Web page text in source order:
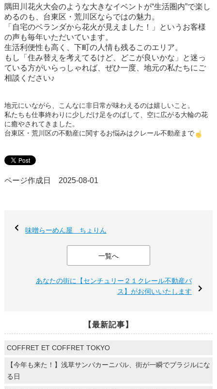
隅田川花火大会のような大きなイベントが“生活圏内”で楽し
めるのも、台東区・荒川区ならではの魅力。
「自宅のベランダから花火が見えました！」というお客様
の声も毎年いただいています。
生活利便性も高く、下町の人情も残るこのエリア。
もし「住み替えを考えてるけど、どこが良いかな」と迷っ
ている方がいらっしゃれば、ぜひ一度、地元の私たちにご
相談ください♪
地元にいながら、こんなに非日常が味わえるのは嬉しいこと。
私たちも仕事終わりに少しだけ足をのばして、空に広がる大輪の花
に癒やされてきました。
台東区・荒川区の不動産に関するお悩みはクレール不動産まで
ページ作成日 2025-08-01
味噌らーめん屋 ちょりん
一覧へ
あなたの街に【センチュリー２１クレール不動産バ
ス】がお伺いいたします
【最新記事】
COFFRET ET COFFRET TOKYO
【今年も来た！】浅草サンバカーニバル、街が一瞬でブラジルにな
る日